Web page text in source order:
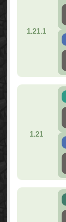
1.21.1
1.21